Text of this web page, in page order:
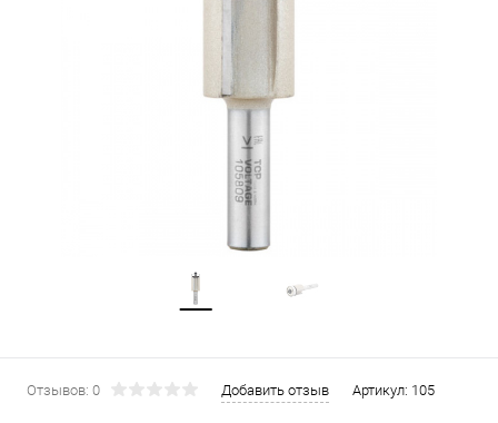
Отзывов: 0 Добавить отзыв Артикул: 105